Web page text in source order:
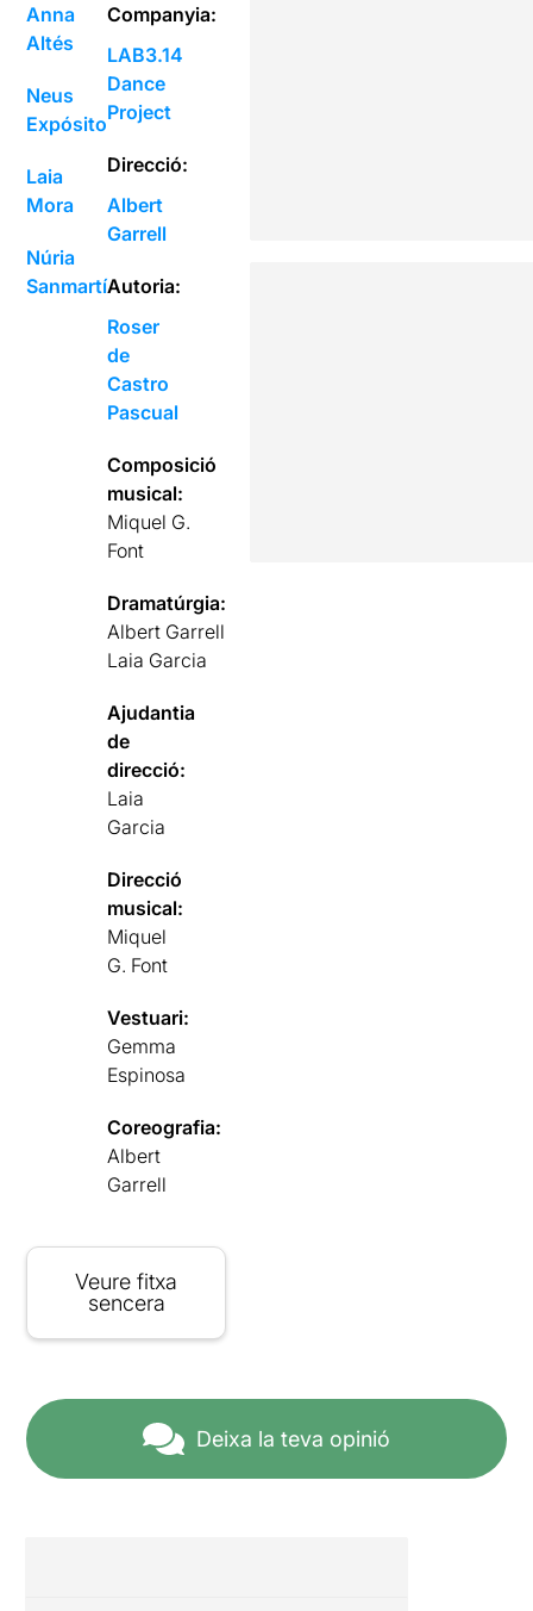
Anna
Altés
Neus
Expósito
Laia
Mora
Núria
Sanmartí
Companyia:
LAB3.14
Dance
Project
Direcció:
Albert
Garrell
Autoria:
Roser
de
Castro
Pascual
Composició
musical:
Miquel G.
Font
Dramatúrgia:
Albert Garrell
Laia Garcia
Ajudantia
de
direcció:
Laia
Garcia
Direcció
musical:
Miquel
G. Font
Vestuari:
Gemma
Espinosa
Coreografia:
Albert
Garrell
Veure fitxa
sencera
Deixa la teva opinió